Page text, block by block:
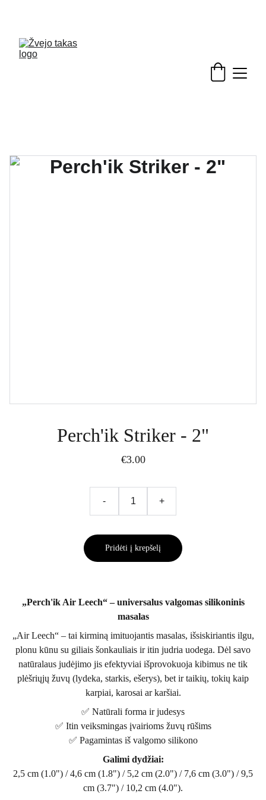
Perch'ik Striker - 2"
€3.00
- +
Pridėti į krepšelį
„Perch'ik Air Leech“ – universalus valgomas silikoninis
masalas
„Air Leech“ – tai kirminą imituojantis masalas, išsiskiriantis ilgu,
plonu kūnu su giliais šonkauliais ir itin judria uodega. Dėl savo
natūralaus judėjimo jis efektyviai išprovokuoja kibimus ne tik
plėšriųjų žuvų (lydeka, starkis, ešerys), bet ir taikių, tokių kaip
karpiai, karosai ar karšiai.
✅ Natūrali forma ir judesys
✅ Itin veiksmingas įvairioms žuvų rūšims
✅ Pagamintas iš valgomo silikono
Galimi dydžiai:
2,5 cm (1.0") / 4,6 cm (1.8") / 5,2 cm (2.0") / 7,6 cm (3.0") / 9,5
cm (3.7") / 10,2 cm (4.0").